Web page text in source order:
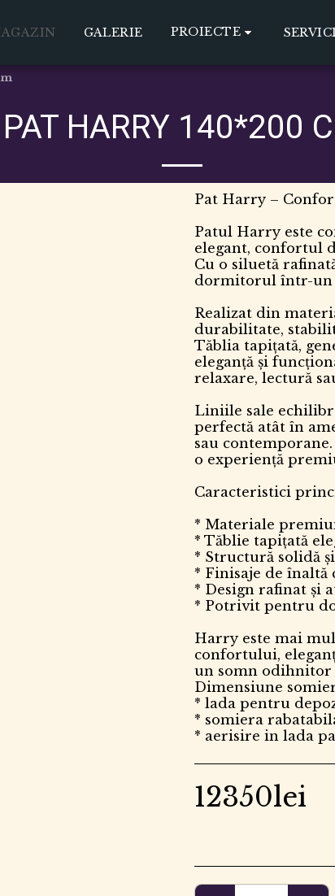
GALERIE PROIECTE
PAT HARRY 140*200
Pat Harry –
Patul Harry este
elegant, confortul
Cu o siluetă
dormitorul într-un
Realizat din
durabilitate,
Tăblia tapițată,
eleganță și
relaxare, lectură
Liniile sale
perfectă atât în
sau
o experiență
Caracteristici
* Materiale
* Tăblie tapițată
* Structură solidă
* Finisaje de înaltă
* Design rafinat și
* Potrivit pentru
Harry este mai
confortului,
un somn odihnitor
Dimensiune
* lada pentru
* somiera
* aerisire in lada
12350lei